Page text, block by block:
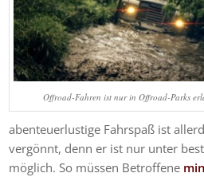
Offroad-Fahren ist nur in Offroad-Parks
abenteuerlustige Fahrspaß ist
vergönnt, denn er ist nur unter
möglich. So müssen Betroffene